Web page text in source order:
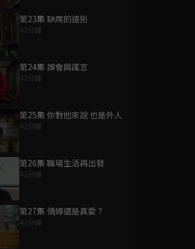
第23集 缺席的道別
43分鐘
第24集 誤會與謠言
43分鐘
第25集 你對他來說 也是外人
42分鐘
第26集 職場生活再出發
42分鐘
第27集 情婦還是真愛？
43分鐘